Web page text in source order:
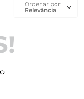
ordenar por
Relevância